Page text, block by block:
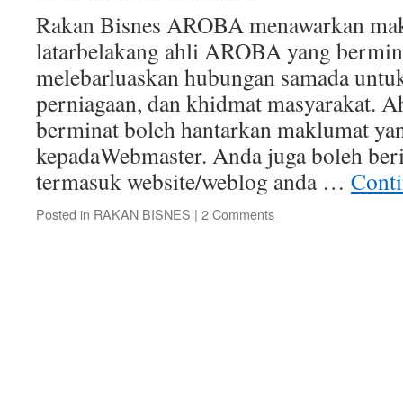
Rakan Bisnes AROBA menawarkan
latarbelakang ahli AROBA yang
melebarluaskan hubungan samada
perniagaan, dan khidmat masyarakat.
berminat boleh hantarkan maklumat
kepadaWebmaster. Anda juga boleh
termasuk website/weblog anda …
Posted in RAKAN BISNES | 2 Comments